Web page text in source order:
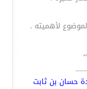
لأهميته .
حسان بن ثابت